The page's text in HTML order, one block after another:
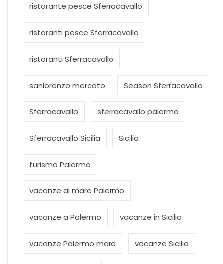
ristorante pesce Sferracavallo
ristoranti pesce Sferracavallo
ristoranti Sferracavallo
sanlorenzo mercato Season Sferracavallo
Sferracavallo sferracavallo palermo
Sferracavallo Sicilia Sicilia
turismo Palermo
vacanze al mare Palermo
vacanze a Palermo vacanze in Sicilia
vacanze Palermo mare vacanze Sicilia